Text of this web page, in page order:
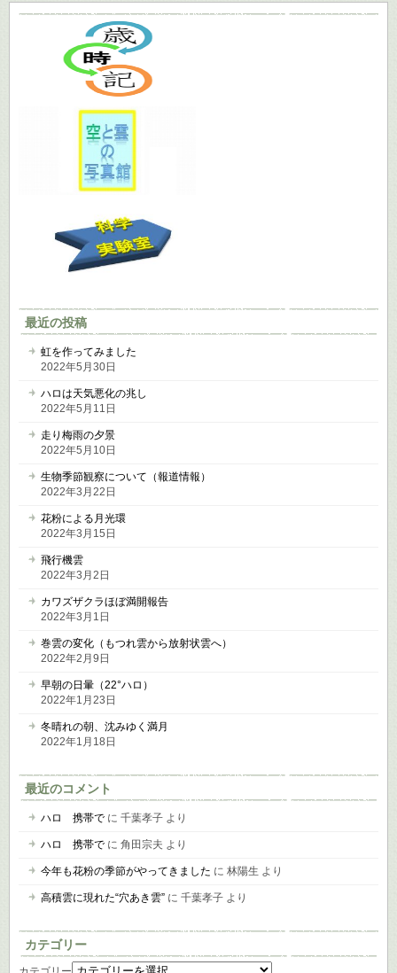
最近の投稿
虹を作ってみました
2022年5月30日
ハロは天気悪化の兆し
2022年5月11日
走り梅雨の夕景
2022年5月10日
生物季節観察について（報道情報）
2022年3月22日
花粉による月光環
2022年3月15日
飛行機雲
2022年3月2日
カワズザクラほぼ満開報告
2022年3月1日
巻雲の変化（もつれ雲から放射状雲へ）
2022年2月9日
早朝の日暈（22°ハロ）
2022年1月23日
冬晴れの朝、沈みゆく満月
2022年1月18日
最近のコメント
ハロ 携帯で に 千葉孝子 より
ハロ 携帯で に 角田宗夫 より
今年も花粉の季節がやってきました に 林陽生 より
高積雲に現れた“穴あき雲” に 千葉孝子 より
カテゴリー